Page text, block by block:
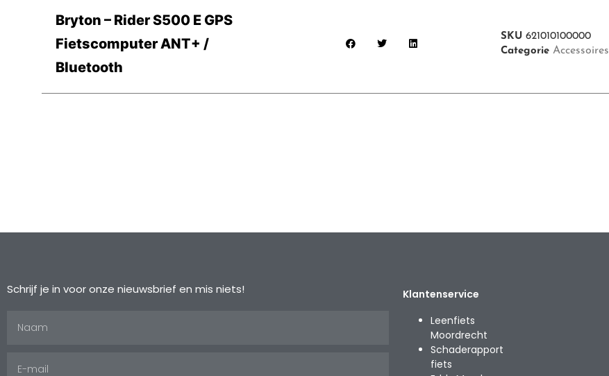
Bryton – Rider S500 E GPS
Fietscomputer ANT+ /
Bluetooth
SKU 621010100000
Categorie Accessoires
Schrijf je in voor onze nieuwsbrief en mis niets!
Klantenservice
Leenfiets
Moordrecht
Schaderapport
fiets